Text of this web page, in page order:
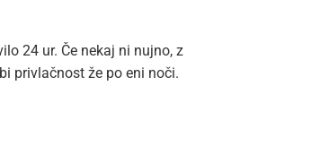
24 ur. Če nekaj ni nujno, z
privlačnost že po eni noči.